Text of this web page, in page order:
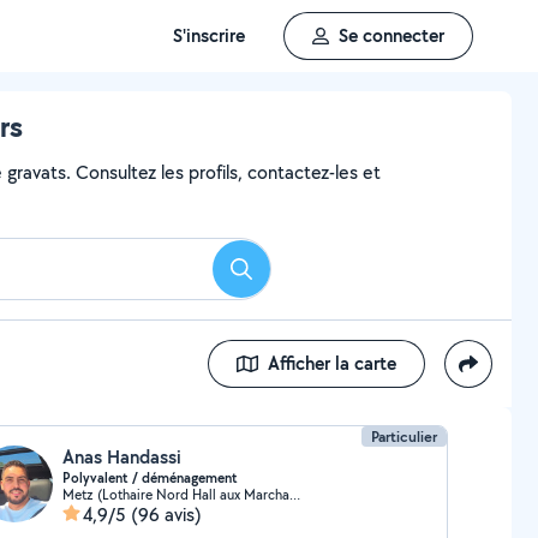
S'inscrire Se connecter
Consultez les profils, contactez-les et
Rechercher
Afficher la carte
Particulier
Anas Handassi
Polyvalent / déménagement
Metz (Lothaire Nord Hall aux Marchandises)
4,9/5 (96 avis)